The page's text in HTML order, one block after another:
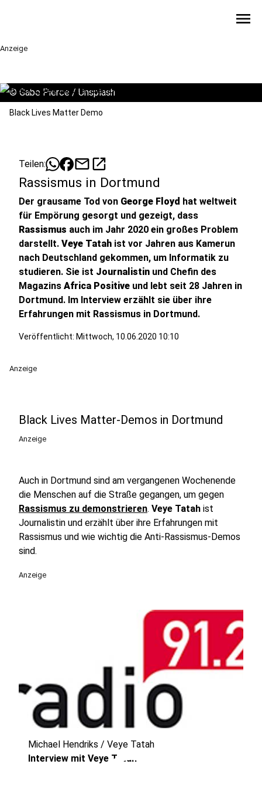
menu
Anzeige
© Gabe Pierce / Unsplash
Black Lives Matter Demo
Teilen: mailopen_in_new
Rassismus in Dortmund
Der grausame Tod von George Floyd hat weltweit
für Empörung gesorgt und gezeigt, dass
Rassismus auch im Jahr 2020 ein großes Problem
darstellt. Veye Tatah ist vor Jahren aus Kamerun
nach Deutschland gekommen, um Informatik zu
studieren. Sie ist Journalistin und Chefin des
Magazins Africa Positive und lebt seit 28 Jahren in
Dortmund. Im Interview erzählt sie über ihre
Erfahrungen mit Rassismus in Dortmund.
Veröffentlicht: Mittwoch, 10.06.2020 10:10
Anzeige
Black Lives Matter-Demos in Dortmund
Anzeige
Auch in Dortmund sind am vergangenen Wochenende
die Menschen auf die Straße gegangen, um gegen
Rassismus zu demonstrieren. Veye Tatah ist
Journalistin und erzählt über ihre Erfahrungen mit
Rassismus und wie wichtig die Anti-Rassismus-Demos
sind.
Anzeige
Michael Hendriks / Veye Tatah
Interview mit Veye Tatah